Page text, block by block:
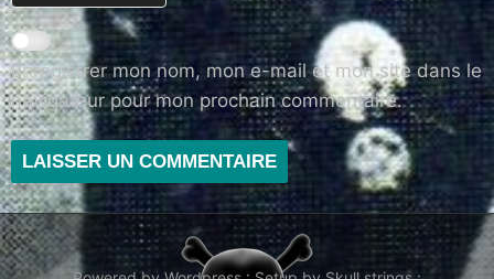
Enregistrer mon nom, mon e-mail et mon site dans le
navigateur pour mon prochain commentaire.